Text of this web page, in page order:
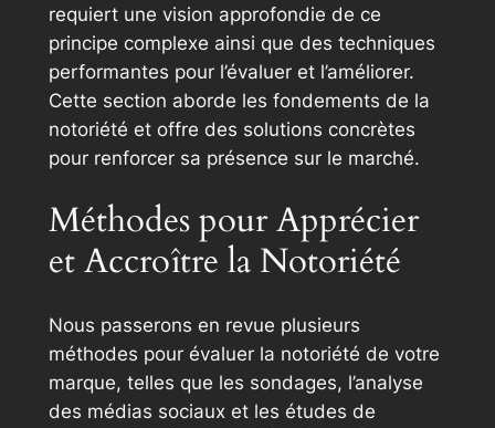
requiert une vision approfondie de ce
principe complexe ainsi que des techniques
performantes pour l’évaluer et l’améliorer.
Cette section aborde les fondements de la
notoriété et offre des solutions concrètes
pour renforcer sa présence sur le marché.
Méthodes pour Apprécier
et Accroître la Notoriété
Nous passerons en revue plusieurs
méthodes pour évaluer la notoriété de votre
marque, telles que les sondages, l’analyse
des médias sociaux et les études de